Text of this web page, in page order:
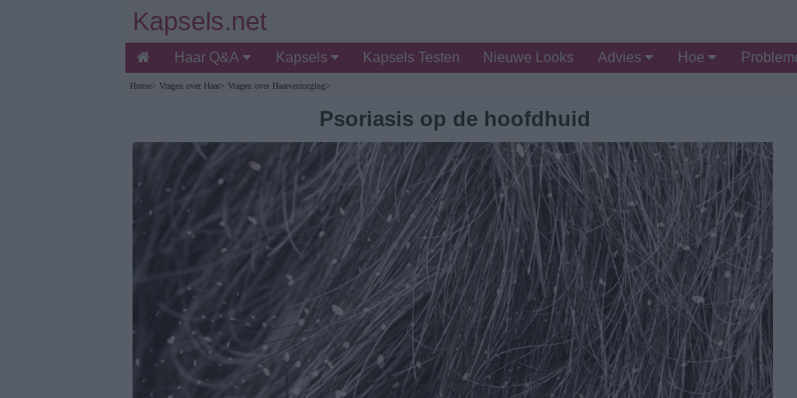
Kapsels.net
Haar Q&A Kapsels Kapsels Testen Nieuwe Looks Advies Hoe
Home> Vragen over Haar> Vragen over Haarverzorging>
Psoriasis op de hoofdhuid